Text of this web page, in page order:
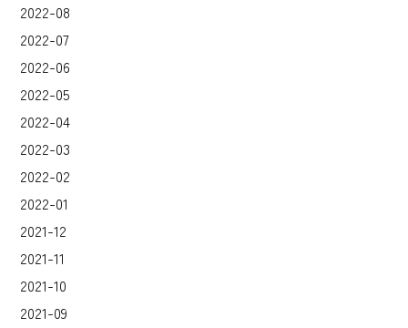
2022-08
2022-07
2022-06
2022-05
2022-04
2022-03
2022-02
2022-01
2021-12
2021-11
2021-10
2021-09